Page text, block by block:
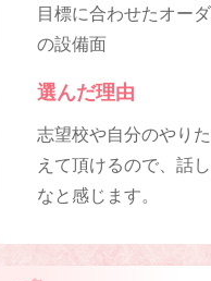
目標に合わせたオー
の設備面
選んだ理由
志望校や自分のやり
えて頂けるので、話
なと感じます。